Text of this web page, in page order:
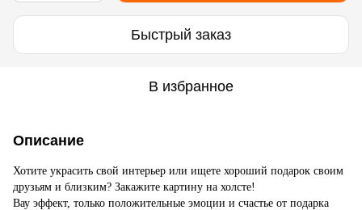
Быстрый заказ
В избранное
Описание
Хотите украсить свой интерьер или ищете хороший подарок своим
друзьям и близким? Закажите картину на холсте!
Вау эффект, только положительные эмоции и счастье от подарка